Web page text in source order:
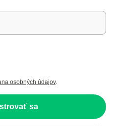
osobných údajov.
sa